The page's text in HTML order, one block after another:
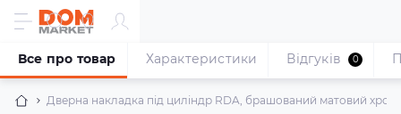
Дверна накладка під циліндр RDA, брашований матовий
Все про товар Характеристики Відгуків 0